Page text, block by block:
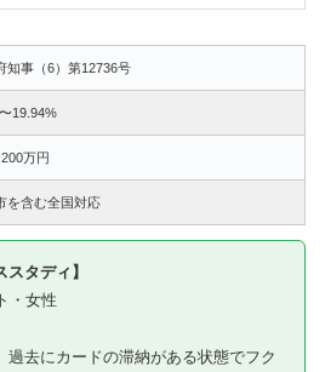
知事（6）第12736号
19.94%
万円
を含む全国対応
スタディ】
・女性
過去にカードの滞納がある状態でフク